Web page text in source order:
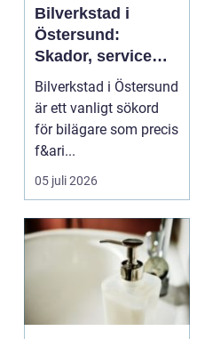
Bilverkstad i
Östersund:
Skador, service
och smarta val för
din bil
Bilverkstad i Östersund
är ett vanligt sökord
för bilägare som precis
f&ari...
05 juli 2026